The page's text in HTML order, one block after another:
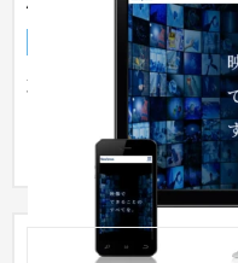
イベント・キャン
取り扱い製品の情報はもち
ンツへの導線も整理しサ
していま...